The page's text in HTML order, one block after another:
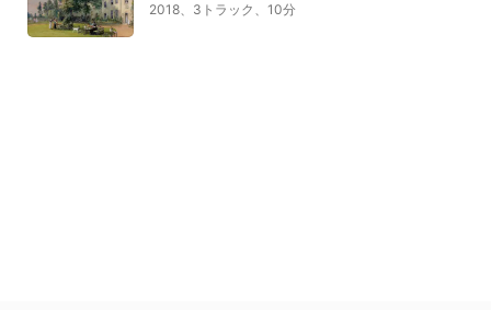
2018、3トラック、10分